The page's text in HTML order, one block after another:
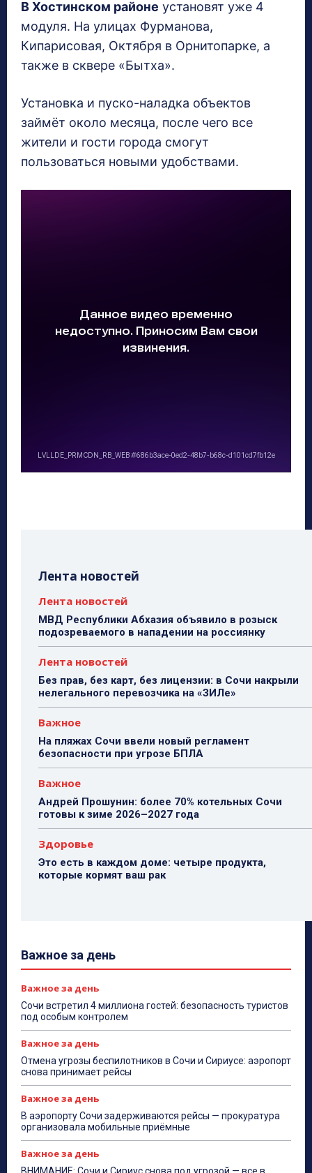
В Хостинском районе установят уже 4
модуля. На улицах Фурманова,
Кипарисовая, Октября в Орнитопарке, а
также в сквере «Бытха».
Установка и пуско-наладка объектов
займёт около месяца, после чего все
жители и гости города смогут
пользоваться новыми удобствами.
Лента новостей
Лента новостей
МВД Республики Абхазия объявило в розыск
подозреваемого в нападении на россиянку
Лента новостей
Без прав, без карт, без лицензии: в Сочи накрыли
нелегального перевозчика на «ЗИЛе»
Важное
На пляжах Сочи ввели новый регламент
безопасности при угрозе БПЛА
Важное
Андрей Прошунин: более 70% котельных Сочи
готовы к зиме 2026–2027 года
Здоровье
Это есть в каждом доме: четыре продукта,
которые кормят ваш рак
Важное за день
Важное за день
Сочи встретил 4 миллиона гостей: безопасность туристов
под особым контролем
Важное за день
Отмена угрозы беспилотников в Сочи и Сириусе: аэропорт
снова принимает рейсы
Важное за день
В аэропорту Сочи задерживаются рейсы — прокуратура
организовала мобильные приёмные
Важное за день